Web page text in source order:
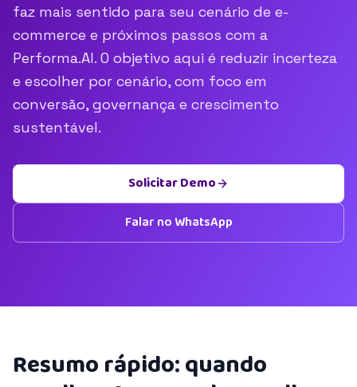
faz mais sentido para seu cenário de e-
commerce e próximos passos com a
Performa.AI. O objetivo aqui é reduzir incerteza
e escolher por cenário, com foco em
conversão, governança e crescimento
sustentável.
Solicitar Demo
Falar no WhatsApp
Resumo rápido: quando